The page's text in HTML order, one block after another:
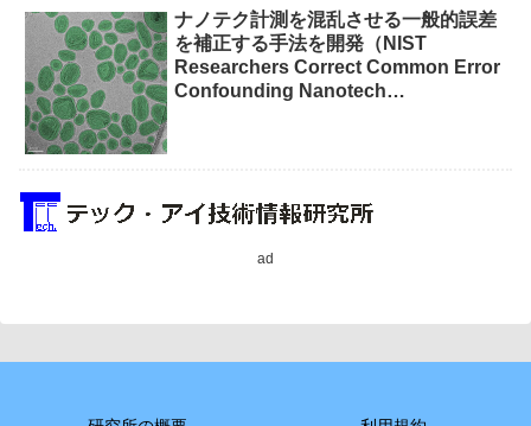
ナノテク計測を混乱させる一般的誤差
を補正する手法を開発（NIST
Researchers Correct Common Error
Confounding Nanotech
ad